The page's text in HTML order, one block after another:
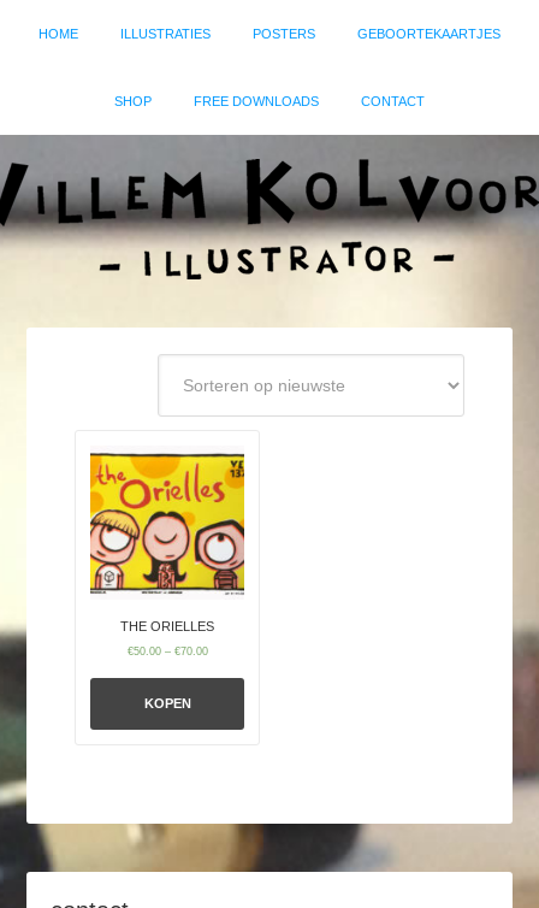
HOME ILLUSTRATIES POSTERS GEBOORTEKAARTJES
SHOP FREE DOWNLOADS CONTACT
THE ORIELLES
€50.00– €70.00
KOPEN